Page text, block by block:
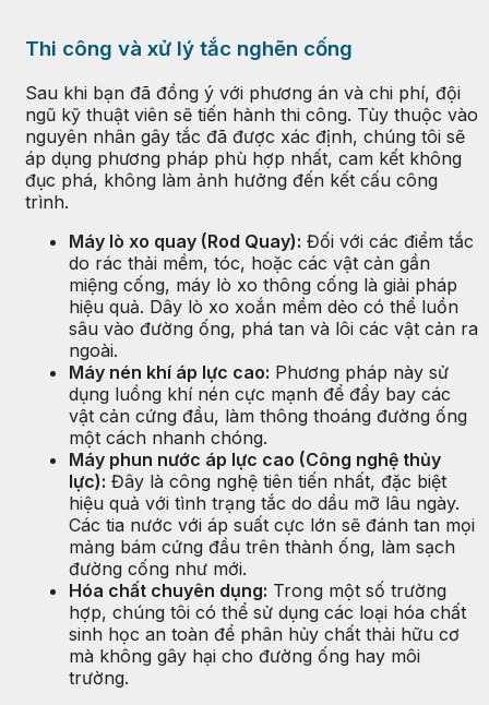
Thi công và xử lý tắc nghẽn cống
Sau khi bạn đã đồng ý với phương án và chi phí, đội
ngũ kỹ thuật viên sẽ tiến hành thi công. Tùy thuộc vào
nguyên nhân gây tắc đã được xác định, chúng tôi sẽ
áp dụng phương pháp phù hợp nhất, cam kết không
đục phá, không làm ảnh hưởng đến kết cấu công
trình.
Máy lò xo quay (Rod Quay): Đối với các điểm tắc
do rác thải mềm, tóc, hoặc các vật cản gần
miệng cống, máy lò xo thông cống là giải pháp
hiệu quả. Dây lò xo xoắn mềm dẻo có thể luồn
sâu vào đường ống, phá tan và lôi các vật cản ra
ngoài.
Máy nén khí áp lực cao: Phương pháp này sử
dụng luồng khí nén cực mạnh để đẩy bay các
vật cản cứng đầu, làm thông thoáng đường ống
một cách nhanh chóng.
Máy phun nước áp lực cao (Công nghệ thủy
lực): Đây là công nghệ tiên tiến nhất, đặc biệt
hiệu quả với tình trạng tắc do dầu mỡ lâu ngày.
Các tia nước với áp suất cực lớn sẽ đánh tan mọi
mảng bám cứng đầu trên thành ống, làm sạch
đường cống như mới.
Hóa chất chuyên dụng: Trong một số trường
hợp, chúng tôi có thể sử dụng các loại hóa chất
sinh học an toàn để phân hủy chất thải hữu cơ
mà không gây hại cho đường ống hay môi
trường.